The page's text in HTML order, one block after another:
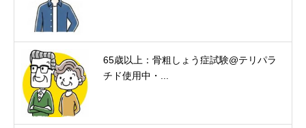
65歳以上：骨粗しょう症試験@テリパラ
チド使用中・...